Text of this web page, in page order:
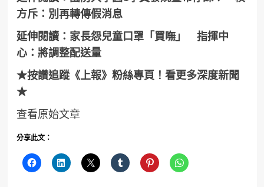
方斥：別再轉傳假消息
延伸閱讀： 家長怨兒童口罩「買嘸」 指揮中
心：將調整配送量
★按讚追蹤《上報》粉絲專頁！看更多深度新聞
★
查看原始文章
分享此文：